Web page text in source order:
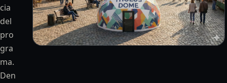
cia
del
pro
gra
ma.
Den